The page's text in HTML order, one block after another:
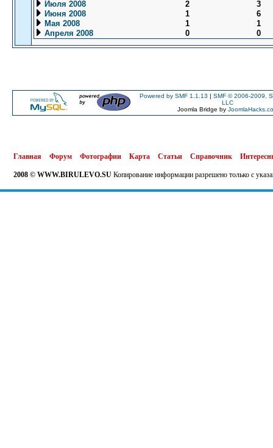
Июля 2008
2
3
Июня 2008
1
6
Мая 2008
1
1
Апреля 2008
0 0
Powered by SMF 1.1.13 | SMF © 2006-2009,
LLC
Joomla Bridge by
Главная Форум Фотографии Карта Статьи Справочник
2008 © WWW.BIRULEVO.SU Копирование информации разрешено только с